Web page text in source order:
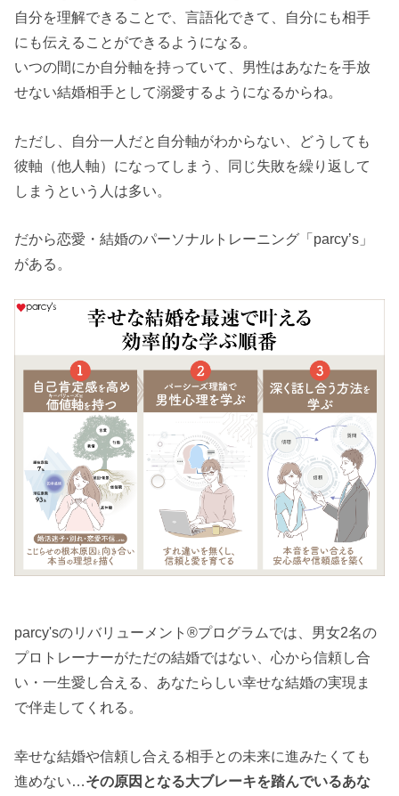
自分を理解できることで、言語化できて、自分にも相手
にも伝えることができるようになる。
いつの間にか自分軸を持っていて、男性はあなたを手放
せない結婚相手として溺愛するようになるからね。
ただし、自分一人だと自分軸がわからない、どうしても
彼軸（他人軸）になってしまう、同じ失敗を繰り返して
しまうという人は多い。
だから恋愛・結婚のパーソナルトレーニング「parcy’s」
がある。
parcy'sのリバリューメント®︎プログラムでは、男女2名の
プロトレーナーがただの結婚ではない、心から信頼し合
い・一生愛し合える、あなたらしい幸せな結婚の実現ま
で伴走してくれる。
幸せな結婚や信頼し合える相手との未来に進みたくても
進めない… その原因となる大ブレーキを踏んでいるあな